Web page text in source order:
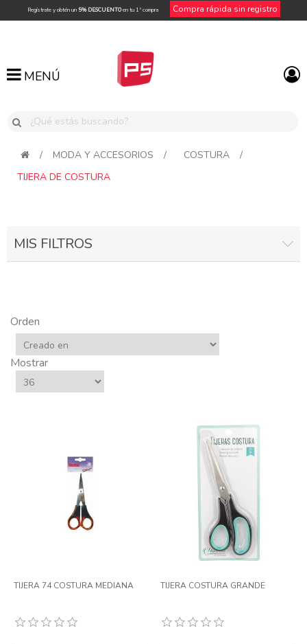
Regístrate y obtén un 5% DESCUENTOen tu 1ª compra Compra rápida sin registro
MENÚ
MENÚ
/ MODA Y ACCESORIOS / COSTURA
/
TIJERA DE COSTURA
MIS FILTROS
Orden
Mostrar
TIJERA 74 COSTURA MEDIANA TIJERA COSTURA GRANDE